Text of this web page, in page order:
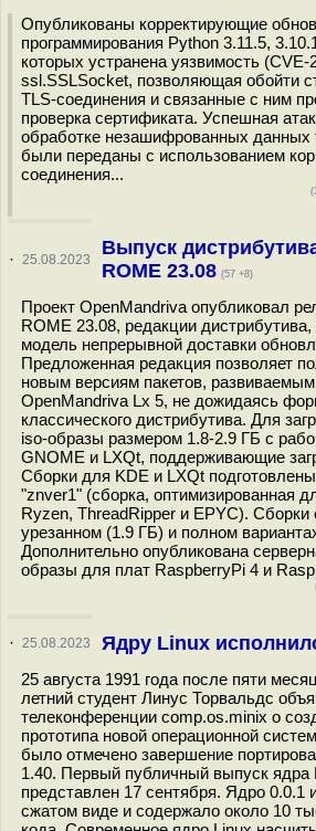
Опубликованы корректирующие
программирования Python 3.11.5,
которых устранена уязвимость
ssl.SSLSocket, позволяющая обойти
TLS-соединения и связанные с ним
проверка сертификата. Успешная
обработке незашифрованных данных
были переданы с использованием
соединения...
· 25.08.2023
Выпуск
ROME 23.08 (57 +8)
Проект OpenMandriva опубликовал
ROME 23.08, редакции
модель непрерывной доставки
Предложенная редакция позволяет
новым версиям пакетов,
OpenMandriva Lx 5, не дожидаясь
классического дистрибутива. Для
iso-образы размером 1.8-2.9 ГБ c
GNOME и LXQt, поддерживающие
Сборки для KDE и LXQt
"znver1" (сборка, оптимизированная
Ryzen, ThreadRipper и EPYC). Сборки
урезанном (1.9 ГБ) и полном
Дополнительно опубликована
образы для плат RaspberryPi 4 и
· 25.08.2023 Ядру Linux
25 августа 1991 года после пяти
летний студент Линус Торвальдс
телеконференции comp.os.minix о
прототипа новой операционной
было отмечено завершение
1.40. Первый публичный выпуск ядра
представлен 17 сентября. Ядро 0.0.1
сжатом виде и содержало около 10